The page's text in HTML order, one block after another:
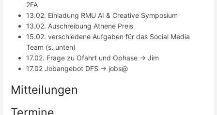
2FA
13.02. Einladung RMU AI & Creative Symposium
13.02. Auschreibung Athene Preis
15.02. verschiedene Aufgaben für das Social Media
Team (s. unten)
17.02. Frage zu Ofahrt und Ophase -> Jim
17.02 Jobangebot DFS -> jobs@
Mitteilungen
Termine